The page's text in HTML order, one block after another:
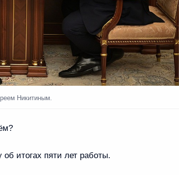
Никитиным.
итогах пяти лет работы.